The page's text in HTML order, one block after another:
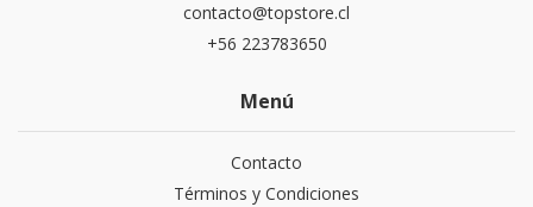
contacto@topstore.cl
+56 223783650
Menú
Contacto
Términos y Condiciones